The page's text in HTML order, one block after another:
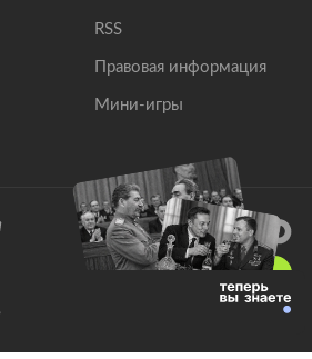
RSS
Правовая информация
Мини-игры
Все права защищены.